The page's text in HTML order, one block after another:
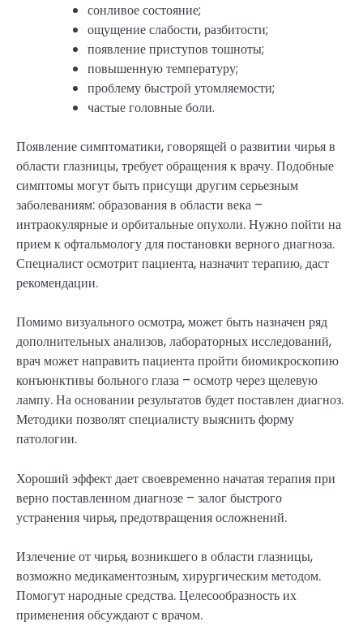
сонливое состояние;
ощущение слабости, разбитости;
появление приступов тошноты;
повышенную температуру;
проблему быстрой утомляемости;
частые головные боли.
Появление симптоматики, говорящей о развитии чирья в
области глазницы, требует обращения к врачу. Подобные
симптомы могут быть присущи другим серьезным
заболеваниям: образования в области века –
интраокулярные и орбитальные опухоли. Нужно пойти на
прием к офтальмологу для постановки верного диагноза.
Специалист осмотрит пациента, назначит терапию, даст
рекомендации.
Помимо визуального осмотра, может быть назначен ряд
дополнительных анализов, лабораторных исследований,
врач может направить пациента пройти биомикроскопию
конъюнктивы больного глаза – осмотр через щелевую
лампу. На основании результатов будет поставлен диагноз.
Методики позволят специалисту выяснить форму
патологии.
Хороший эффект дает своевременно начатая терапия при
верно поставленном диагнозе – залог быстрого
устранения чирья, предотвращения осложнений.
Излечение от чирья, возникшего в области глазницы,
возможно медикаментозным, хирургическим методом.
Помогут народные средства. Целесообразность их
применения обсуждают с врачом.